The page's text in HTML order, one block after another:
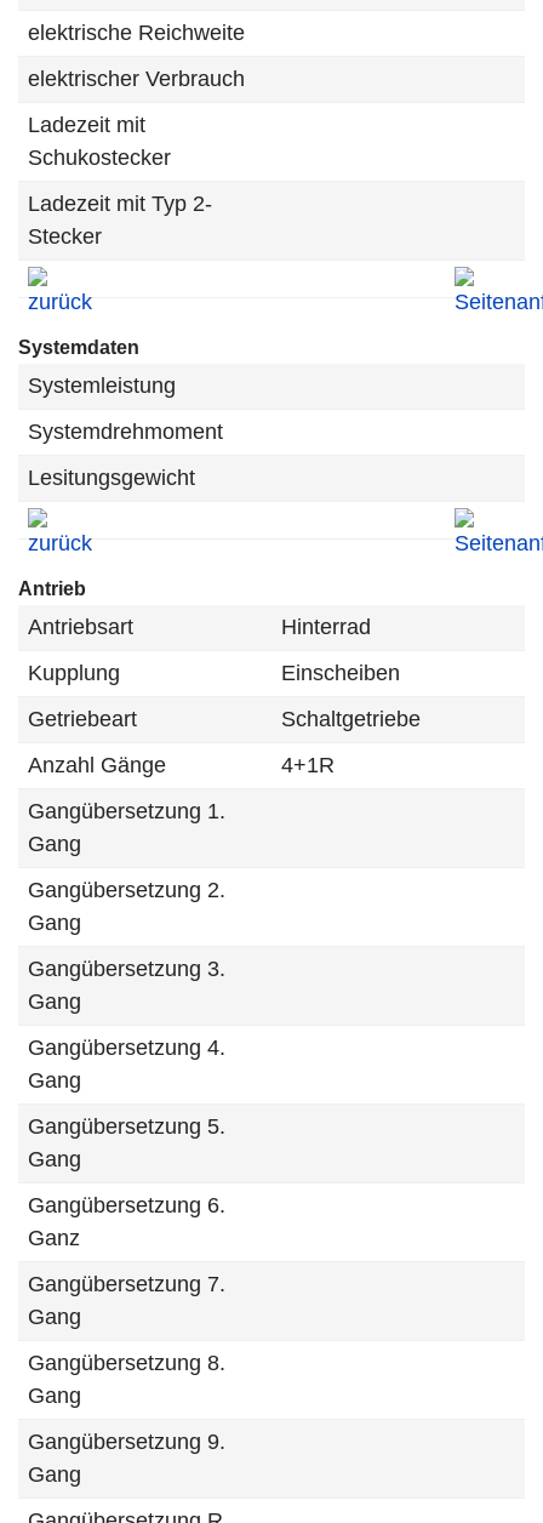
elektrische Reichweite
elektrischer Verbrauch
Ladezeit mit
Schukostecker
Ladezeit mit Typ 2-
Stecker
Systemdaten
Systemleistung
Systemdrehmoment
Lesitungsgewicht
Antrieb
Antriebsart
Hinterrad
Kupplung
Einscheiben
Getriebeart
Schaltgetriebe
Anzahl Gänge
4+1R
Gangübersetzung 1.
Gang
Gangübersetzung 2.
Gang
Gangübersetzung 3.
Gang
Gangübersetzung 4.
Gang
Gangübersetzung 5.
Gang
Gangübersetzung 6.
Ganz
Gangübersetzung 7.
Gang
Gangübersetzung 8.
Gang
Gangübersetzung 9.
Gang